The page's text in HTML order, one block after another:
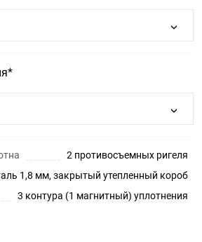
2 противосъемных ригеля
1,8 мм, закрытый утепленный короб
3 контура (1 магнитный) уплотнения